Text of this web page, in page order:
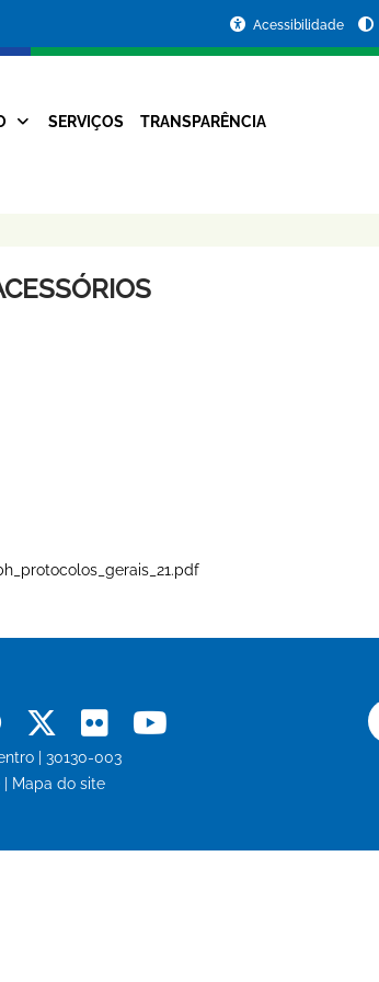
Acessibilidade
SERVIÇOS TRANSPARÊNCIA
Whatsapp
X Flickr
| 30130-003
Mapa do site